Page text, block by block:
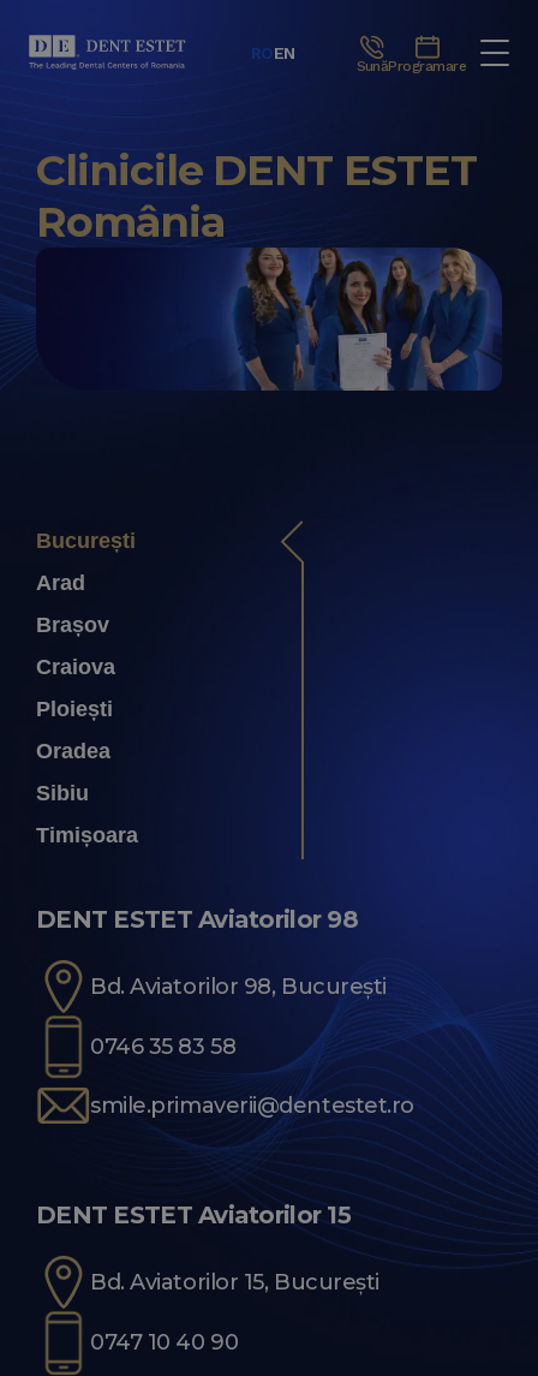
ROEN
SunăProgramare
Clinicile DENT ESTET
România
București
Arad
Brașov
Craiova
Ploiești
Oradea
Sibiu
Timișoara
DENT ESTET Aviatorilor 98
Bd. Aviatorilor 98, București
0746 35 83 58
smile.primaverii@dentestet.ro
DENT ESTET Aviatorilor 15
Bd. Aviatorilor 15, București
0747 10 40 90